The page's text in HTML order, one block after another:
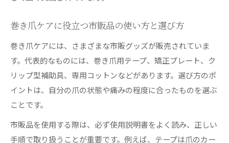
巻き爪ケアに役立つ市販品の使い方と選び方
巻き爪ケアには、さまざまな市販グッズが販売されていま
す。代表的なものには、巻き爪用テープ、矯正プレート、ク
リップ型補助具、専用コットンなどがあります。選び方のポ
イントは、自分の爪の状態や痛みの程度に合ったものを選ぶ
ことです。
市販品を使用する際は、必ず使用説明書をよく読み、正しい
手順で取り扱うことが重要です。例えば、テープは爪のカー